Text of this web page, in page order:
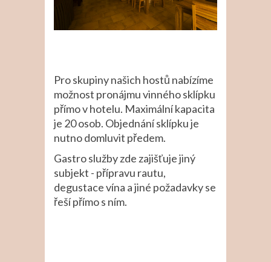
Pro skupiny našich hostů nabízíme
možnost pronájmu vinného sklípku
přímo v hotelu. Maximální kapacita
je 20 osob. Objednání sklípku je
nutno domluvit předem.
Gastro služby zde zajišťuje jiný
subjekt - přípravu rautu,
degustace vína a jiné požadavky se
řeší přímo s ním.